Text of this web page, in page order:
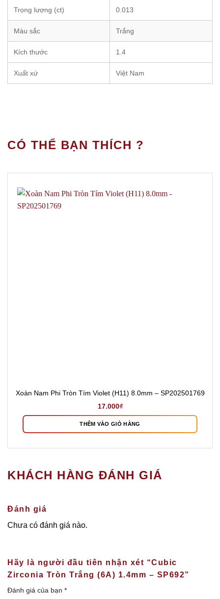
Trọng lượng (ct) 0.013
Màu sắc Trắng
Kích thước 1.4
Xuất xứ Việt Nam
CÓ THỂ BẠN THÍCH ?
Xoàn Nam Phi Tròn Tím Violet (H11) 8.0mm – SP202501769
17.000₫
THÊM VÀO GIỎ HÀNG
KHÁCH HÀNG ĐÁNH GIÁ
Đánh giá
Chưa có đánh giá nào.
Hãy là người đầu tiên nhận xét “Cubic
Zirconia Tròn Trắng (6A) 1.4mm – SP692”
Đánh giá của bạn *